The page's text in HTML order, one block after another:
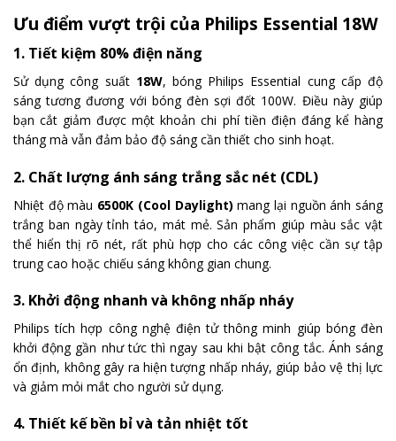
Ưu điểm vượt trội của Philips Essential 18W
1. Tiết kiệm 80% điện năng
Sử dụng công suất 18W, bóng Philips Essential cung cấp độ
sáng tương đương với bóng đèn sợi đốt 100W. Điều này giúp
bạn cắt giảm được một khoản chi phí tiền điện đáng kể hàng
tháng mà vẫn đảm bảo độ sáng cần thiết cho sinh hoạt.
2. Chất lượng ánh sáng trắng sắc nét (CDL)
Nhiệt độ màu 6500K (Cool Daylight) mang lại nguồn ánh sáng
trắng ban ngày tỉnh táo, mát mẻ. Sản phẩm giúp màu sắc vật
thể hiển thị rõ nét, rất phù hợp cho các công việc cần sự tập
trung cao hoặc chiếu sáng không gian chung.
3. Khởi động nhanh và không nhấp nháy
Philips tích hợp công nghệ điện tử thông minh giúp bóng đèn
khởi động gần như tức thì ngay sau khi bật công tắc. Ánh sáng
ổn định, không gây ra hiện tượng nhấp nháy, giúp bảo vệ thị lực
và giảm mỏi mắt cho người sử dụng.
4. Thiết kế bền bỉ và tản nhiệt tốt